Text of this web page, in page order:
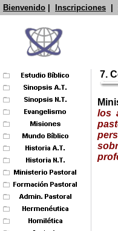
Bienvenido Inscripciones
7.
los